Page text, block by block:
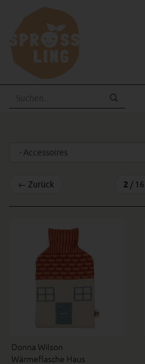
main
content
← Zurück 2 / 16
Donna Wilson
Wärmeflasche Haus